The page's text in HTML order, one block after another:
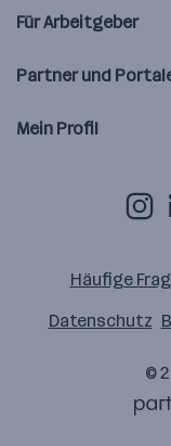
Für Arbeitgeber
Partner und
Mein Profil
Häufige
Datenschutz
©